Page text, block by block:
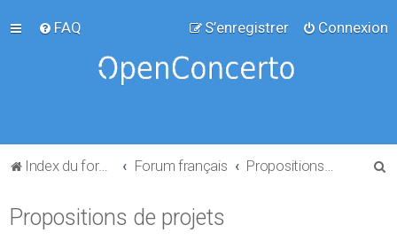
FAQ Connexion
S’enregistrer
Index du forum Forum français
Propositions de projets